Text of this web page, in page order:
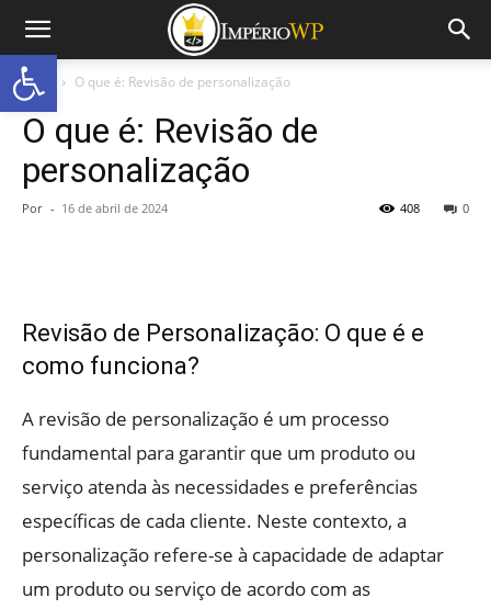
Início O que é: Revisão de personalização
O que é: Revisão de
personalização
Por - 16 de abril de 2024 0
408
Revisão de Personalização: O que é e
como funciona?
A revisão de personalização é um processo
fundamental para garantir que um produto ou
serviço atenda às necessidades e preferências
específicas de cada cliente. Neste contexto, a
personalização refere-se à capacidade de adaptar
um produto ou serviço de acordo com as
Abrir a barra de ferramentas